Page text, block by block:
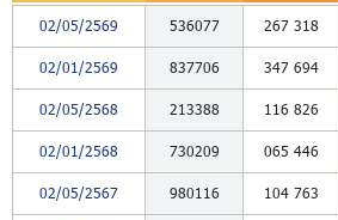
02/05/2569 536077 267 318
02/01/2569 837706 347 694
02/05/2568 213388 116 826
02/01/2568 730209 065 446
02/05/2567 980116 104 763